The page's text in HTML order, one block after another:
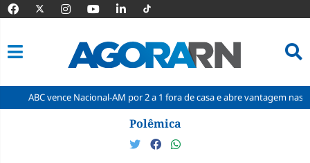
Nacional-AM por 2 a 1 fora de casa e abre vantagem nas quartas
Polêmica